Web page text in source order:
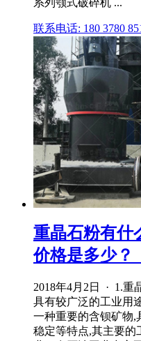
系列颚式破碎机 ...
联系电话: 180 3780
重晶石粉有什
价格是多少？
2018年4月2日 · 1.重
具有较广泛的工业用
一种重要的含钡矿物,
稳定等特点,其主要的